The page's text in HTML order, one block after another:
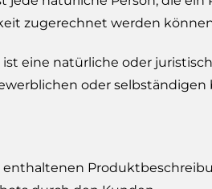
zugerechnet werden
eine natürliche oder
oder
enthaltenen